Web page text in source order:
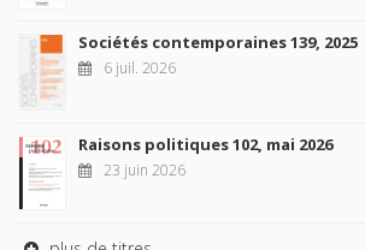
Sociétés contemporaines 139, 2025
6 juil. 2026
Raisons politiques 102, mai 2026
23 juin 2026